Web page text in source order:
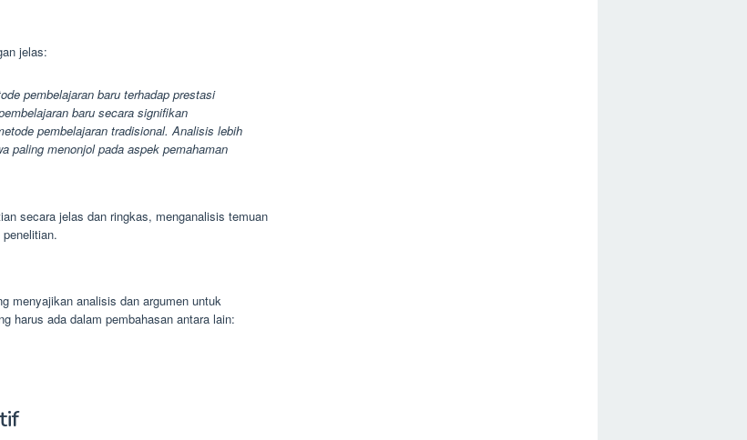
jelas:
pembelajaran baru terhadap prestasi
baru secara signifikan
pembelajaran tradisional. Analisis lebih
paling menonjol pada aspek pemahaman
secara jelas dan ringkas, menganalisis temuan
menyajikan analisis dan argumen untuk
harus ada dalam pembahasan antara lain: